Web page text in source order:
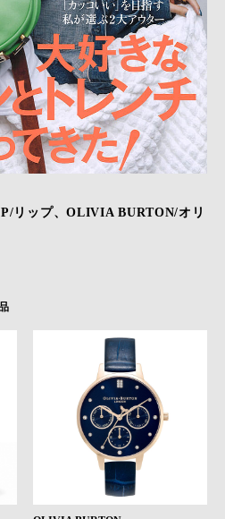
リップ、OLIVIA BURTON/オリ